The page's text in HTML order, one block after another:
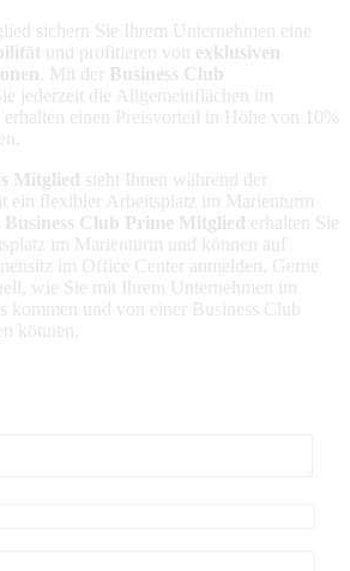
sichern Sie Ihrem Unternehmen eine
und profitieren von exklusiven
. Mit der
Business Club
jederzeit die Allgemeinflächen im
einen Preisvorteil in Höhe von 10%
Mitglied steht Ihnen während der
ein flexibler Arbeitsplatz im Marienturm
Business Club Prime Mitglied erhalten Sie
im Marienturm und können auf
im Office Center anmelden. Gerne
wie Sie mit Ihrem Unternehmen im
kommen und von einer Business Club
können.